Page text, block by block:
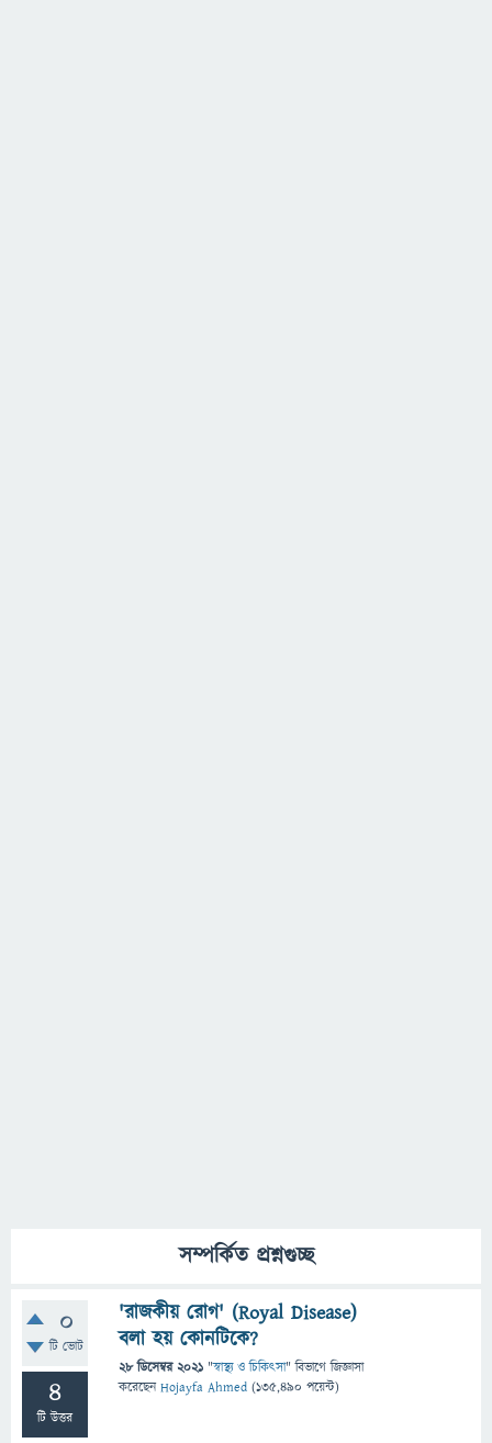
সম্পর্কিত প্রশ্নগুচ্ছ
0
টি ভোট
4
টি উত্তর
'রাজকীয় রোগ' (Royal Disease)
বলা হয় কোনটিকে?
28 ডিসেম্বর 2021 "স্বাস্থ্য ও চিকিৎসা" বিভাগে জিজ্ঞাসা
করেছেনHojayfa Ahmed (135,490 পয়েন্ট)